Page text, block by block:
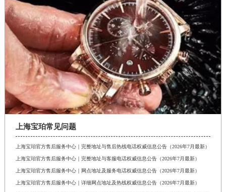
上海宝珀常见问题
上海宝珀官方售后服务中心｜完整地址与售后热线电话权威信息公告（2026年7月最新）
上海宝珀官方售后服务中心｜完整地址与客服电话权威信息公告（2026年7月最新）
上海宝珀官方售后服务中心｜网点地址及服务电话权威信息公告（2026年7月最新）
上海宝珀官方售后服务中心｜详细网点地址及热线权威信息公告（2026年7月最新）